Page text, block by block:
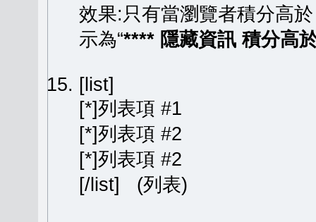
效果:只有當瀏覽者積分高
示為“**** 隱藏資訊 積分高
[list]
[*]列表項 #1
[*]列表項 #2
[*]列表項 #2
[/list] (列表)